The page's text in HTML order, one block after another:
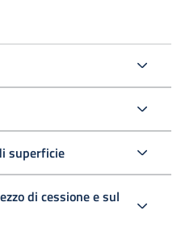
superficie
di cessione e sul